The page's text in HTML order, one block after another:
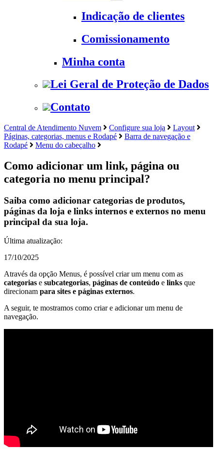
Indicação de clientes
Comissionamento
Minha conta
Lei Geral de Proteção de Dados
Contato
Central de Atendimento Nuvem Configure sua loja
Layout
Páginas, categorias, menus e Rodapé
Barra de navegação e
Rodapé
Menu do cabeçalho
Como adicionar um link, página ou
categoria no menu principal?
Saiba como adicionar categorias de produtos,
páginas da loja e links internos e externos no menu
principal da sua loja.
Última atualização:
17/10/2025
Através da opção Menus, é possível criar um menu com as
categorias e subcategorias, páginas de conteúdo e links que
direcionam para sites e páginas externos.
A seguir, te mostramos como criar e adicionar um menu de
navegação.